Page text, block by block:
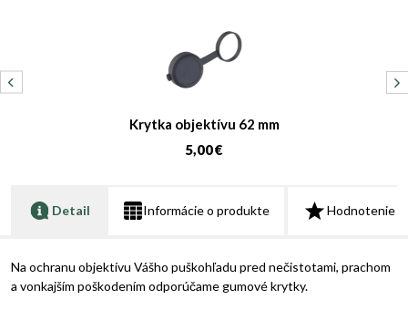
Krytka objektívu 62 mm
5,00 €
Detail Informácie o produkte Hodnotenie
Na ochranu objektívu Vášho puškohľadu pred nečistotami, prachom
a vonkajším poškodením odporúčame gumové krytky.